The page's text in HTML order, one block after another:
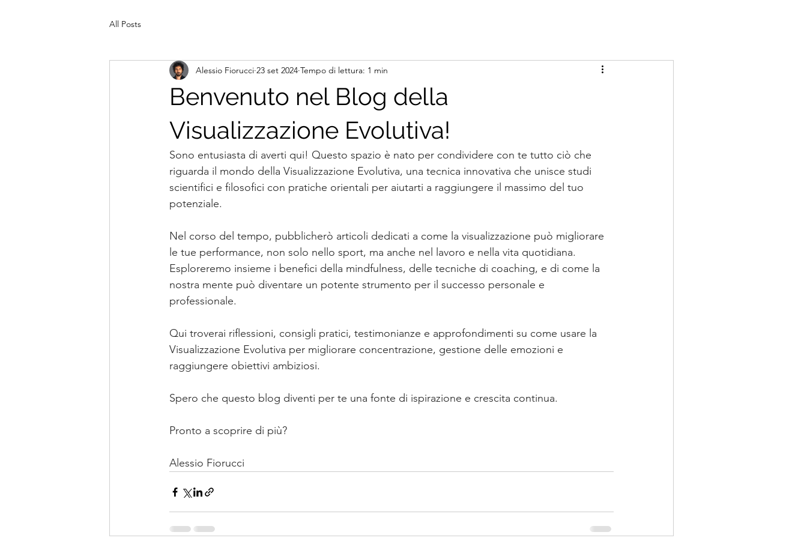
All Posts
Benvenuto nel Blog della
Visualizzazione Evolutiva!
Alessio Fiorucci 23 set 2024 Tempo di lettura: 1 min
Sono entusiasta di averti qui! Questo spazio è nato per condividere con te tutto ciò che
riguarda il mondo della Visualizzazione Evolutiva, una tecnica innovativa che unisce studi
scientifici e filosofici con pratiche orientali per aiutarti a raggiungere il massimo del tuo
potenziale.
Nel corso del tempo, pubblicherò articoli dedicati a come la visualizzazione può migliorare
le tue performance, non solo nello sport, ma anche nel lavoro e nella vita quotidiana.
Esploreremo insieme i benefici della mindfulness, delle tecniche di coaching, e di come la
nostra mente può diventare un potente strumento per il successo personale e
professionale.
Qui troverai riflessioni, consigli pratici, testimonianze e approfondimenti su come usare la
Visualizzazione Evolutiva per migliorare concentrazione, gestione delle emozioni e
raggiungere obiettivi ambiziosi.
Spero che questo blog diventi per te una fonte di ispirazione e crescita continua.
Pronto a scoprire di più?
Alessio Fiorucci